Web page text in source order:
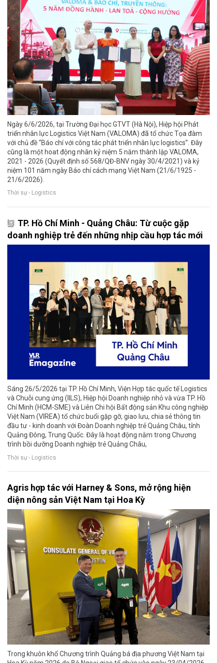
Ngày 6/6/2026, tại Trường Đại học GTVT (Hà Nội), Hiệp hội Phát
triển nhân lực Logistics Việt Nam (VALOMA) đã tổ chức Tọa đàm
với chủ đề “Báo chí với công tác phát triển nhân lực logistics”. Đây
cũng là một hoat động nhân kỷ niệm 5 năm thành lập VALOMA,
2021 - 2026 (Quyết định số 568/QĐ-BNV ngày 30/4/2021) và kỷ
niệm 101 năm ngày Báo chí cách mạng Việt Nam (21/6/1925 -
21/6/2026).
Thời sự - Logistics
TP. Hồ Chí Minh - Quảng Châu: Từ cuộc gặp
doanh nghiệp trẻ đến những nhịp cầu hợp tác mới
Sáng 26/5/2026 tại TP. Hồ Chí Minh, Viện Hợp tác quốc tế Logistics
và Chuỗi cung ứng (IILS), Hiệp hội Doanh nghiệp nhỏ và vừa TP. Hồ
Chí Minh (HCM-SME) và Liên Chi hội Bất động sản Khu công nghiệp
Việt Nam (VIREA) tổ chức buổi gặp gỡ, giao lưu, chia sẻ thông tin
đầu tư - kinh doanh với Đoàn Doanh nghiệp trẻ Quảng Châu, tỉnh
Quảng Đông, Trung Quốc. Đây là hoạt động nằm trong Chương
trình bồi dưỡng Doanh nghiệp trẻ Quảng Châu,
Thời sự - Logistics
Agris hợp tác với Harney & Sons, mở rộng hiện
diện nông sản Việt Nam tại Hoa Kỳ
Trong khuôn khổ Chương trình Quảng bá địa phương Việt Nam tại